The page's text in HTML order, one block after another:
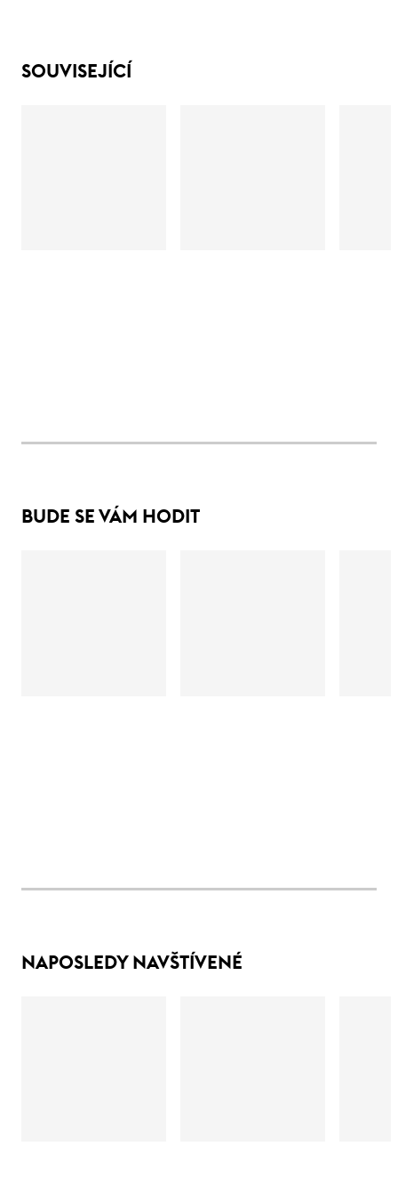
SOUVISEJÍCÍ
BUDE SE VÁM HODIT
NAPOSLEDY NAVŠTÍVENÉ